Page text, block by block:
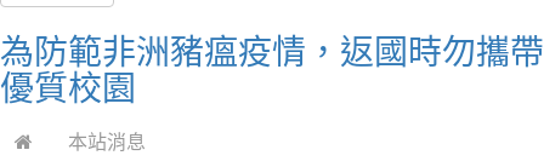
為防範非洲豬瘟疫情，返國時勿攜
優質校園
本站消息